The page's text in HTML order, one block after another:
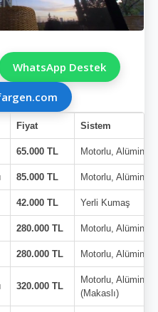
WhatsApp Destek
Fiyat Sistem
65.000 TL Motorlu,
85.000 TL Motorlu,
42.000 TL Yerli Kumaş
280.000 TL Motorlu,
280.000 TL Motorlu,
320.000 TL
Motorlu,
(Makaslı)